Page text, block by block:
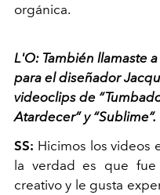
orgánica.
L'O: También llamaste
para el diseñador
videoclips de
Atardecer” y “Sublime”.
SS: Hicimos los videos
la verdad es que
creativo y le gusta